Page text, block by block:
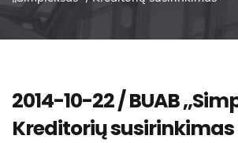
2014-10-22 / BUAB
Kreditorių susirinkimas